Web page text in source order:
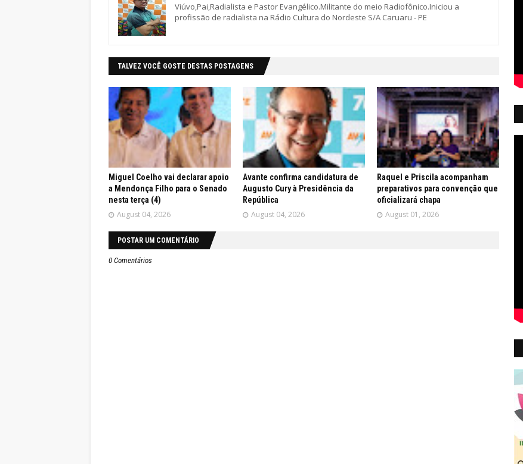
Viúvo,Pai,Radialista e Pastor Evangélico.Militante do meio Radiofônico.Iniciou a
profissão de radialista na Rádio Cultura do Nordeste S/A Caruaru - PE
TALVEZ VOCÊ GOSTE DESTAS POSTAGENS
Miguel Coelho vai declarar apoio
a Mendonça Filho para o Senado
nesta terça (4)
August 04, 2026
Avante confirma candidatura de
Augusto Cury à Presidência da
República
August 04, 2026
Raquel e Priscila acompanham
preparativos para convenção que
oficializará chapa
August 01, 2026
POSTAR UM COMENTÁRIO
0 Comentários